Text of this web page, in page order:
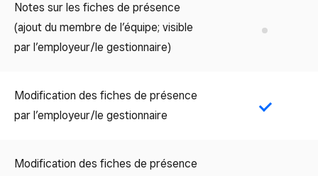
Notes sur les fiches de présence
(ajout du membre de l’équipe; visible
par l’employeur/le gestionnaire)
No
Modification des fiches de présence
par l’employeur/le gestionnaire
Yes
Modification des fiches de présence